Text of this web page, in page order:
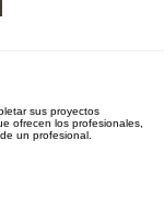
sus proyectos
ofrecen los profesionales,
un profesional.